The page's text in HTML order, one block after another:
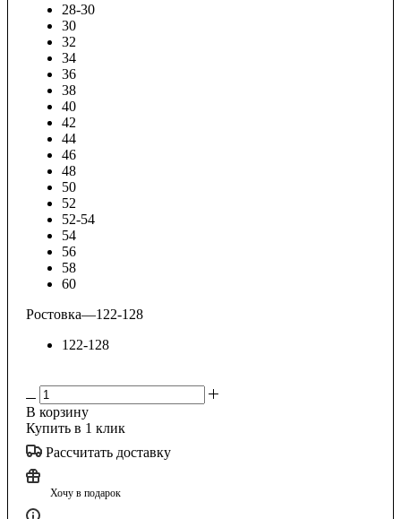
28-30
30
32
34
36
38
40
42
44
46
48
50
52
52-54
54
56
58
60
Ростовка—122-128
122-128
В корзину
Купить в 1 клик
Рассчитать доставку
Хочу в подарок